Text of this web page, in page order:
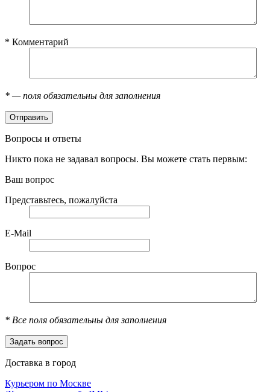
* Комментарий
* — поля обязательны для заполнения
Вопросы и ответы
Никто пока не задавал вопросы. Вы можете стать первым:
Ваш вопрос
Представьтесь, пожалуйста
E-Mail
Вопрос
* Все поля обязательны для заполнения
Доставка в город
Курьером по Москве